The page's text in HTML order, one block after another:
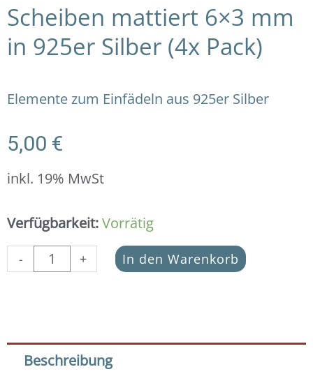
Scheiben mattiert 6×3 mm
in 925er Silber (4x Pack)
Elemente zum Einfädeln aus 925er Silber
5,00 €
inkl. 19% MwSt
Verfügbarkeit:Vorrätig
-
Scheiben
6x3
mm
(4x
Pack)
+ In den Warenkorb
Beschreibung